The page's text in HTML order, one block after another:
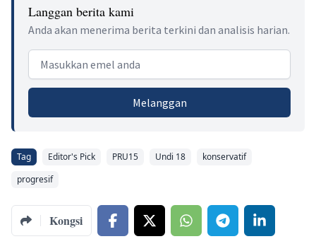
Langgan berita kami
Anda akan menerima berita terkini dan analisis harian.
Email address
Melanggan
Tag Editor's Pick PRU15 Undi 18
konservatif
progresif
Kongsi